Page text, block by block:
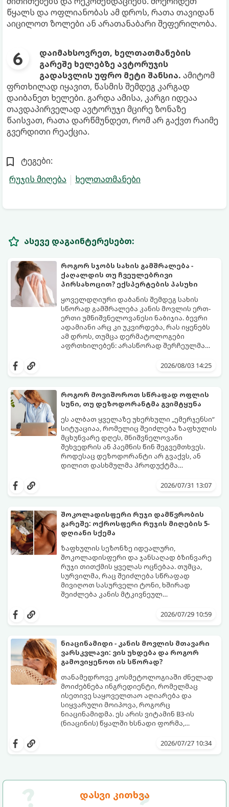
დასვი კითხვა
წყალს და ოფლიანობას ამ დროს, რათა თავიდან
აიცილოთ ზოლები ან არათანაბარი შეფერილობა.
დაიმახსოვრეთ, ხელთათმანების
გარეშე ხელებზე ავტორუჯის
გადასვლის უფრო მეტი შანსია. ამიტომ
ფრთხილად იყავით, წასმის შემდეგ კარგად
დაიბანეთ ხელები. გარდა ამისა, კარგი იდეაა
თავდაპირველად ავტორუჯი მცირე ზონაზე
წაისვათ, რათა დარწმუნდეთ, რომ არ გაქვთ რაიმე
გვერდითი რეაქცია.
ტეგები:
რუჯის მიღება
ხელთათმანები
ასევე დაგაინტერესებთ:
როგორ სჯობს სახის გამშრალება -
ქაღალდის თუ ჩვეულებრივი
პირსახოცით? ექსპერტების პასუხი
ყოველდღიური დაბანის შემდეგ სახის
სწორად გამშრალება კანის მოვლის ერთ-
ერთი უმნიშვნელოვანესი ნაბიჯია. ბევრი
ადამიანი არც კი უკვირდება, რას იყენებს
ამ დროს, თუმცა დერმატოლოგები
აფრთხილებენ: არასწორად შერჩეულმა
გამონაყარი, კანის გაღიზიანება და
კანის ჯანმრთელობისთვის - ტრადიციული
2026/08/03 14:25
როგორ მოვიშოროთ სწრაფად ოფლის
სუნი, თუ დეზოდორანტმა გვიმტყუნა
ეს ალბათ ყველაზე უხერხული „ემერჯენსი“
სიტუაციაა, რომელიც შეიძლება ზაფხულის
მცხუნვარე დღეს, მნიშვნელოვანი
შეხვედრის ან პაემნის წინ შეგვემთხვეს.
როდესაც დეზოდორანტი არ გვაქვს, ან
დილით დასხმულმა პროდუქტმა
იღლიებში უსიამოვნო სუნი გაჩნდა,
სუნი არ აქვს. სუნს აჩენენ ბაქტერიები,
შესაბამისად, ჩვენი მიზანია ამ
ბაქტერიების განადგურება და კანის
გამოშრობა.
აი, 5 ყველაზე ეფექტური,
აპრობირებული და ნაცადი ხერხი,
რომლებიც ნებისმიერ ოფისში, კაფესა
თუ საზოგადოებრივ ტუალეტში, სულ
რაღაც 2 წუთში გადაგარჩენთ:
2026/07/31 13:07
შოკოლადისფერი რუჯი დამწვრობის
გარეშე: ოქროსფერი რუჯის მიღების 5-
დღიანი სქემა
ზაფხულის სეზონზე იდეალური,
შოკოლადისფერი და ჯანსაღად ბზინვარე
რუჯი თითქმის ყველას ოცნებაა. თუმცა,
სურვილმა, რაც შეიძლება სწრაფად
მივიღოთ სასურველი ტონი, ხშირად
შეიძლება კანის მტკივნეულ
გამოიმუშაოს მელანინი - პიგმენტი,
5-დღიანი სქემა დაგეხმარებათ, მიიღოთ
ღრმა, თანაბარი და ხანგრძლივი რუჯი
კანის ჯანმრთელობის დაზიანების გარეშე.
2026/07/29 10:59
ნიაცინამიდი - კანის მოვლის მთავარი
ვარსკვლავი: ვის უხდება და როგორ
გამოვიყენოთ ის სწორად?
თანამედროვე კოსმეტოლოგიაში ძნელად
მოიძებნება ინგრედიენტი, რომელმაც
ისეთივე საყოველთაო აღიარება და
სიყვარული მოიპოვა, როგორც
ნიაცინამიდმა. ეს არის ვიტამინ B3-ის
(ნიაცინის) წყალში ხსნადი ფორმა,
კანისთვის ნამდვილი „მაშველი რგოლია“.
თავის მოვლის რუტინის შეუცვლელი
2026/07/27 10:34